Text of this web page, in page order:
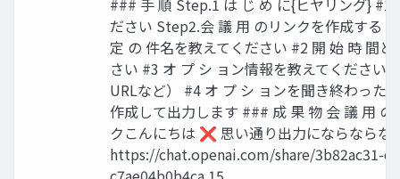
ださい Step2.会 議 用 のリンクを作成する
定 の 件名を教えてください #2 開 始 時 間
さい #3 オ プ シ ョン情報を教えてください
URLなど） #4 オ プ シ ョンを聞き終わった
作成して出力します ### 成 果 物 会 議 用
クこんにちは ❌ 思い通り出力にならならな
https://chat.openai.com/share/3b82ac31-